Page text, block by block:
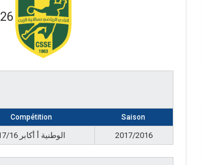
26
Compétition Saison
17/16 الوطنية أ أكابر 2017/2016